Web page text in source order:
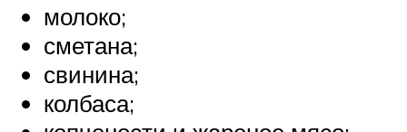
молоко;
сметана;
свинина;
колбаса;